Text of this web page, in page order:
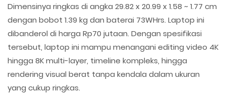
Dimensinya ringkas di angka 29.82 x 20.99 x 1.58 ~ 1.77 cm
dengan bobot 1.39 kg dan baterai 73WHrs. Laptop ini
dibanderol di harga Rp70 jutaan. Dengan spesifikasi
tersebut, laptop ini mampu menangani editing video 4K
hingga 8K multi-layer, timeline kompleks, hingga
rendering visual berat tanpa kendala dalam ukuran
yang cukup ringkas.